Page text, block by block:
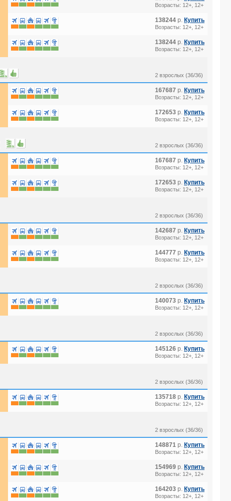
Возрасты: 12+, 12+
138244 р. Купить
Возрасты: 12+, 12+
138244 р. Купить
Возрасты: 12+, 12+
2 взрослых (36/36)
167687 р. Купить
Возрасты: 12+, 12+
172653 р. Купить
Возрасты: 12+, 12+
2 взрослых (36/36)
167687 р. Купить
Возрасты: 12+, 12+
172653 р. Купить
Возрасты: 12+, 12+
2 взрослых (36/36)
142687 р. Купить
Возрасты: 12+, 12+
144777 р. Купить
Возрасты: 12+, 12+
2 взрослых (36/36)
140073 р. Купить
Возрасты: 12+, 12+
2 взрослых (36/36)
145126 р. Купить
Возрасты: 12+, 12+
2 взрослых (36/36)
135718 р. Купить
Возрасты: 12+, 12+
2 взрослых (36/36)
148871 р. Купить
Возрасты: 12+, 12+
154969 р. Купить
Возрасты: 12+, 12+
164203 р. Купить
Возрасты: 12+, 12+